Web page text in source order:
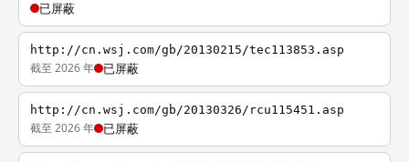
已屏蔽
http://cn.wsj.com/gb/20130215/tec113853.asp
截至 2026 年 已屏蔽
http://cn.wsj.com/gb/20130326/rcu115451.asp
截至 2026 年 已屏蔽